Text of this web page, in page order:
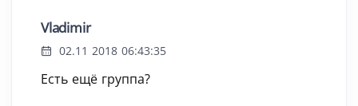
Vladimir
02.11 2018 06:43:35
Есть ещё группа?